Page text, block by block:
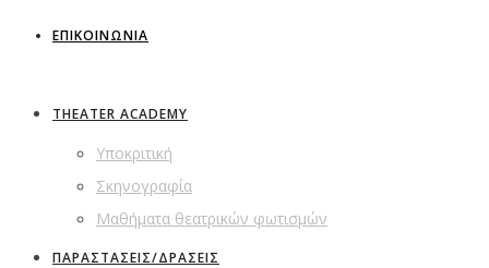
ΕΠΙΚΟΙΝΩΝΙΑ
THEATER ACADEMY
Υποκριτική
Σκηνογραφία
Μαθήματα θεατρικών φωτισμών
ΠΑΡΑΣΤΑΣΕΙΣ/ΔΡΑΣΕΙΣ